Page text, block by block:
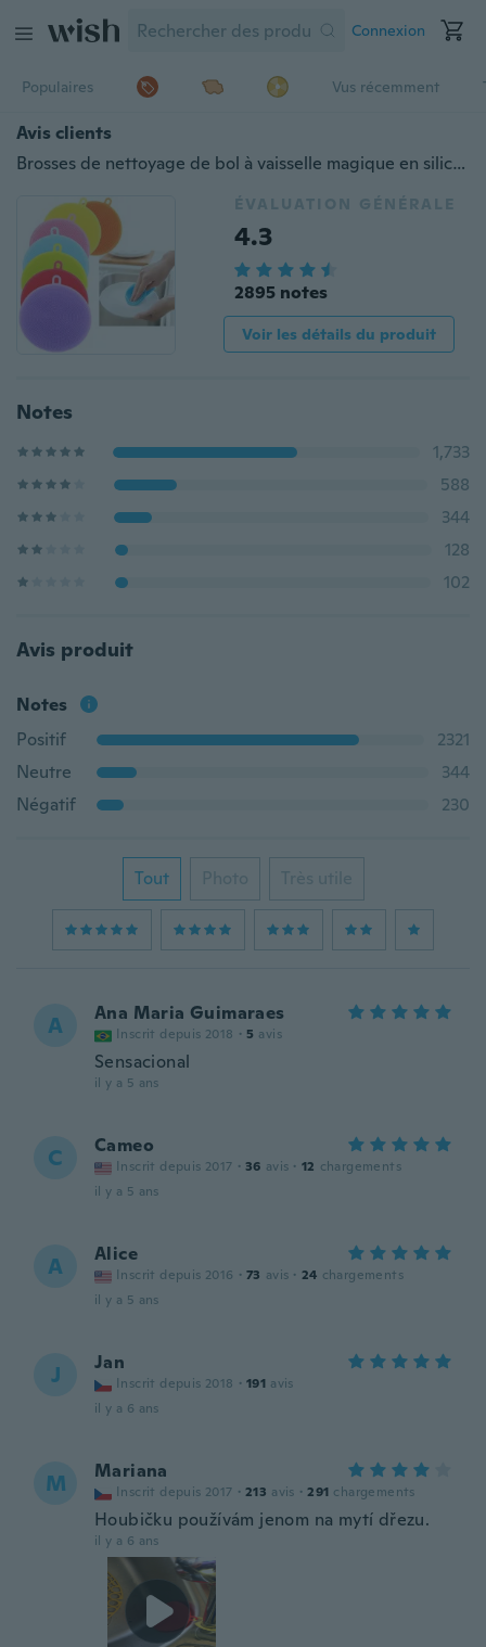
Connexion
Populaires Vus récemment
Avis clients
Brosses de nettoyage de bol à vaisselle magique en silicone Tampon à récurer Nettoyant pour brosses de lavage de casseroles
ÉVALUATION GÉNÉRALE
4.3
2895 notes
Voir les détails du produit
Notes
1,733
588
344
128
102
Avis produit
Notes
Positif
2321
Neutre
344
Négatif
230
Tout Photo Très utile
A Ana Maria Guimaraes
Inscrit depuis 2018 · 5 avis
Sensacional
il y a 5 ans
C Cameo
Inscrit depuis 2017 · 36 avis · 12 chargements
il y a 5 ans
A Alice
Inscrit depuis 2016 · 73 avis · 24 chargements
il y a 5 ans
J Jan
Inscrit depuis 2018 · 191 avis
il y a 6 ans
M Mariana
Inscrit depuis 2017 · 213 avis · 291 chargements
Houbičku používám jenom na mytí dřezu.
il y a 6 ans